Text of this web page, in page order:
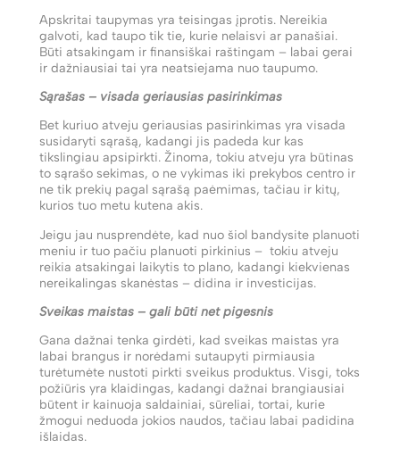
Apskritai taupymas yra teisingas įprotis. Nereikia
galvoti, kad taupo tik tie, kurie nelaisvi ar panašiai.
Būti atsakingam ir finansiškai raštingam – labai gerai
ir dažniausiai tai yra neatsiejama nuo taupumo.
Sąrašas – visada geriausias pasirinkimas
Bet kuriuo atveju geriausias pasirinkimas yra visada
susidaryti sąrašą, kadangi jis padeda kur kas
tikslingiau apsipirkti. Žinoma, tokiu atveju yra būtinas
to sąrašo sekimas, o ne vykimas iki prekybos centro ir
ne tik prekių pagal sąrašą paėmimas, tačiau ir kitų,
kurios tuo metu kutena akis.
Jeigu jau nusprendėte, kad nuo šiol bandysite planuoti
meniu ir tuo pačiu planuoti pirkinius – tokiu atveju
reikia atsakingai laikytis to plano, kadangi kiekvienas
nereikalingas skanėstas – didina ir investicijas.
Sveikas maistas – gali būti net pigesnis
Gana dažnai tenka girdėti, kad sveikas maistas yra
labai brangus ir norėdami sutaupyti pirmiausia
turėtumėte nustoti pirkti sveikus produktus. Visgi, toks
požiūris yra klaidingas, kadangi dažnai brangiausiai
būtent ir kainuoja saldainiai, sūreliai, tortai, kurie
žmogui neduoda jokios naudos, tačiau labai padidina
išlaidas.